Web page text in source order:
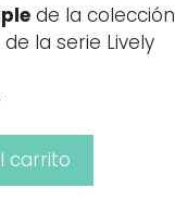
de la colección
de la serie Lively
carrito